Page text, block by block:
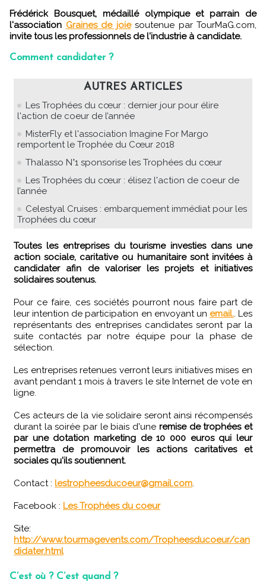
Frédérick Bousquet, médaillé olympique et parrain de
l'association Graines de joiesoutenue par TourMaG.com,
invite tous les professionnels de l'industrie à candidate.
Comment candidater ?
AUTRES ARTICLES
Les Trophées du cœur : dernier jour pour élire
l'action de coeur de l’année
MisterFly et l'association Imagine For Margo
remportent le Trophée du Cœur 2018
Thalasso N°1 sponsorise les Trophées du cœur
Les Trophées du cœur : élisez l'action de coeur de
l’année
Celestyal Cruises : embarquement immédiat pour les
Trophées du cœur
Toutes les entreprises du tourisme investies dans une
action sociale, caritative ou humanitaire sont invitées à
candidater afin de valoriser les projets et initiatives
solidaires soutenus.
Pour ce faire, ces sociétés pourront nous faire part de
leur intention de participation en envoyant un email.. Les
représentants des entreprises candidates seront par la
suite contactés par notre équipe pour la phase de
sélection.
Les entreprises retenues verront leurs initiatives mises en
avant pendant 1 mois à travers le site Internet de vote en
ligne.
Ces acteurs de la vie solidaire seront ainsi récompensés
durant la soirée par le biais d'une remise de trophées et
par une dotation marketing de 10 000 euros qui leur
permettra de promouvoir les actions caritatives et
sociales qu'ils soutiennent.
Contact : lestropheesducoeur@gmail.com
Facebook : Les Trophées du coeur
Site:
http://www.tourmagevents.com/Tropheesducoeur/can
didater.html
C’est où ? C’est quand ?